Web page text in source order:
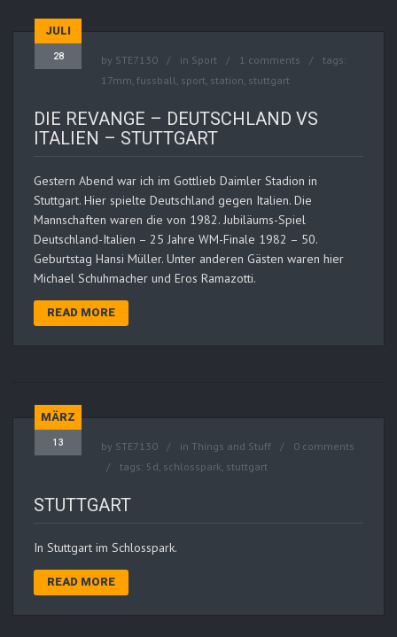
JULI
28 by STE7130 in Sport 1 comments
tags:
17mm fussball sport station stuttgart
DIE REVANGE – DEUTSCHLAND VS
ITALIEN – STUTTGART
Gestern Abend war ich im Gottlieb Daimler Stadion in
Stuttgart. Hier spielte Deutschland gegen Italien. Die
Mannschaften waren die von 1982. Jubiläums-Spiel
Deutschland-Italien – 25 Jahre WM-Finale 1982 – 50.
Geburtstag Hansi Müller. Unter anderen Gästen waren hier
Michael Schuhmacher und Eros Ramazotti.
READ MORE
MÄRZ
13 by STE7130 in Things and Stuff
0 comments
tags: 5d schlosspark stuttgart
STUTTGART
In Stuttgart im Schlosspark.
READ MORE